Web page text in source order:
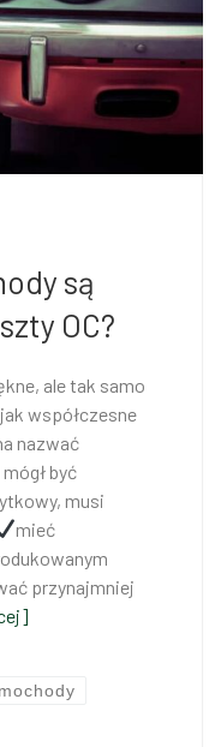
są
OC?
ale tak samo
współczesne
nazwać
być
musi
mieć
przynajmniej